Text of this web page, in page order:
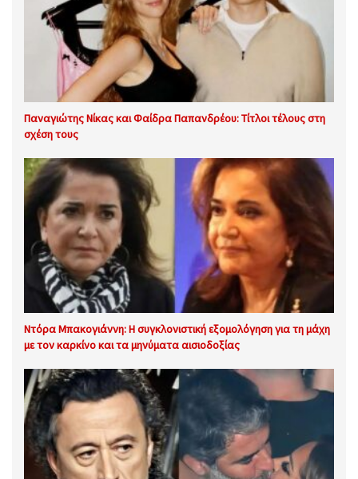
Παναγιώτης Νίκας και Φαίδρα Παπανδρέου: Τίτλοι τέλους στη
σχέση τους
Ντόρα Μπακογιάννη: Η συγκλονιστική εξομολόγηση για τη μάχη
με τον καρκίνο και τα μηνύματα αισιοδοξίας